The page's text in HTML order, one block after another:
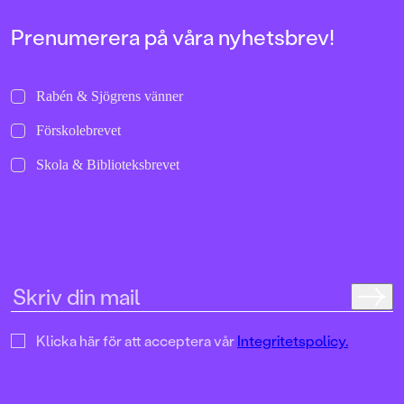
Prenumerera på våra nyhetsbrev!
Rabén & Sjögrens vänner
Förskolebrevet
Skola & Biblioteksbrevet
Klicka här för att acceptera vårIntegritetspolicy.